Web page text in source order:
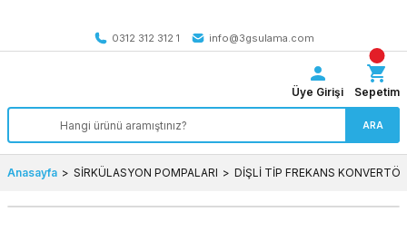
0312 312 312 1
info@3gsulama.com
ARA
Üye Girişi Sepetim
Anasayfa SİRKÜLASYON POMPALARI DİŞLİ TİP FREKANS